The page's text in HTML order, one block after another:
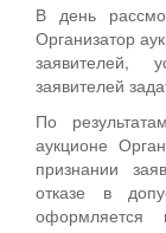
В день
Организатор
заявителей,
заявителей
По
аукционе
признании
отказе в
оформляется